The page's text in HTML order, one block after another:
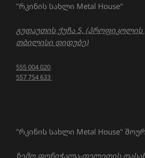
"რკინის სახლი Metal House"
ზემო ფონიჭალა-თელეთის
"რკინის სახლი Metal House"
გუდაუთის ქუჩა 5, (პროფიკოლის
თბილისი დიდუბე)
555 004 020
557 754 633